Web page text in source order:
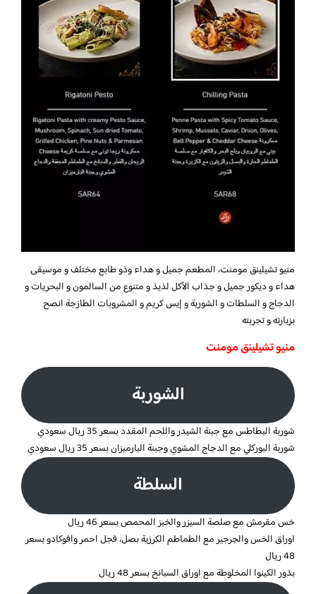
منيو تشيلينق مومنت، المطعم جميل و هداء وذو طابع مختلف و موسيقى
هداء و ديكور جميل و جذاب الأكل لذيذ و متنوع من السالمون و البحريات و
الدجاج و السلطات و الشوربة و إيس كريم و المشروبات الطازجة انصح
بزيارته و تجربته
منيو تشيلينق مومنت
الشوربة
شوربة البطاطس مع جبنة الشيدر واللحم المقدد بسعر 35 ريال سعودي
شوربة البوركلي مع الدجاج المشوي وجبنة البارميزان بسعر 35 ريال سعودي
السلطة
خس مقرمش مع صلصة السيزر والخبز المحمص بسعر 46 ريال
اوراق الخس والجرجير مع الطماطم الكرزية بصل، فجل احمر وافوكادو بسعر
48 ريال
بذور الكينوا المخلوطة مع اوراق السبانخ بسعر 48 ريال